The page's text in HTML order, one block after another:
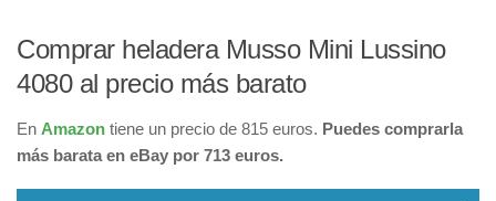
Comprar heladera Musso Mini Lussino
4080 al precio más barato
En Amazon tiene un precio de 815 euros. Puedes comprarla
más barata en eBay por 713 euros.